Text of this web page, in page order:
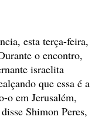
esta terça-feira,
o encontro,
israelita
que essa é a
o em Jerusalém,
Shimon Peres,